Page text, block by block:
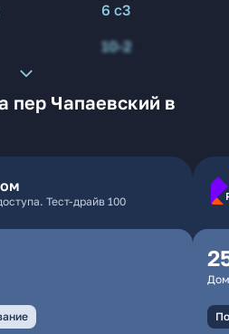
6 с3
10-2
пер Чапаевский в
Тест-драйв 100